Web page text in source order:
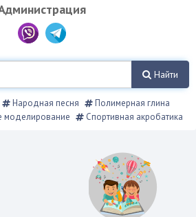
Найти
Народная песня
Полимерная глина
моделирование
Спортивная акробатика